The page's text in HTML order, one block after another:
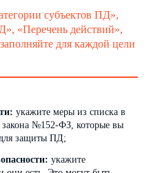
субъектов ПД»,
«Перечень действий»,
для каждой цели
укажите меры из списка в
закона №152-ФЗ, которые вы
для защиты ПД;
укажите